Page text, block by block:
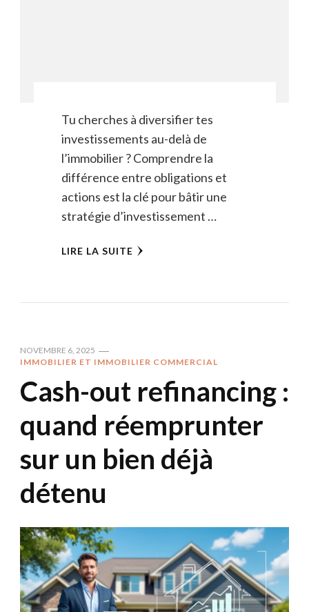
Tu cherches à diversifier tes
investissements au-delà de
l’immobilier ? Comprendre la
différence entre obligations et
actions est la clé pour bâtir une
stratégie d’investissement …
LIRE LA SUITE
NOVEMBRE 6, 2025
IMMOBILIER ET IMMOBILIER COMMERCIAL
Cash-out refinancing :
quand réemprunter
sur un bien déjà
détenu